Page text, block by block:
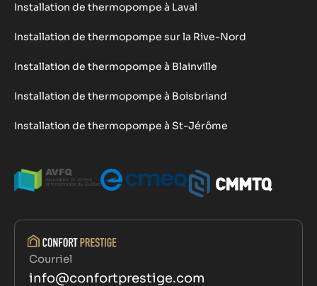
Installation de thermopompe à Laval
Installation de thermopompe sur la Rive-Nord
Installation de thermopompe à Blainville
Installation de thermopompe à Boisbriand
Installation de thermopompe à St-Jérôme
Courriel
info@confortprestige.com